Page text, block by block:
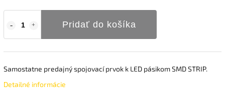
Pridať do košíka
Samostatne predajný spojovací prvok k LED pásikom SMD STRIP.
Detailné informácie